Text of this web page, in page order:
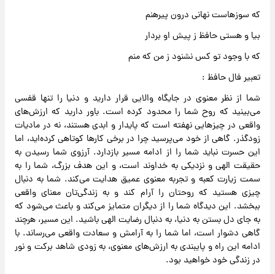
که سوزهاست نهانی درون پیرهنم
بیا و هستی حافظ ز پیش او بردار
که با وجود تو کس نشنود ز من که منم
تعبیر فال حافظ :
شما از نظر معنوی در جایگاه والایی قرار دارید و دنیا را تنها قفسی
می‌بینید که روح شما را محدود کرده است. باور دارید که ارزش‌های
واقعی در چیزهایی نهفته است که پایدار و ابدی هستند، نه در مادیات
زودگذر. گاهی از خود می‌پرسید چرا در برخی کارها کوتاهی کرده‌اید، اما
این حسرت نباید شما را از ادامه مسیر بازدارد. آرزوی شما رسیدن به
حقیقت الهی و نزدیکی به خداوند است، و این هدف بزرگ، شما را به
سمت زیارت کعبه و تجربه معنوی عمیق هدایت می‌کند. شما به دنبال
چیزی هستید که روحتان را آرام کند و به زندگی‌تان معنای واقعی
ببخشد. این دیدگاه شما را از دیگران متمایز می‌کند و باعث می‌شود که
به جای دل بستن به دنیا، به دنبال رضایت الهی باشید. این مسیر، هرچند
گاهی دشوار است، اما شما را به آرامش و سعادت واقعی می‌رساند. با
ادامه این راه و پایبندی به ارزش‌های معنوی، به زودی شاهد برکت و نور
در زندگی خود خواهید بود.